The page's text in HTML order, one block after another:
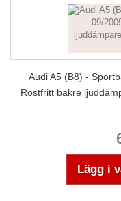
Audi A5 (B8) -
Rostfritt bakre
Lägg i